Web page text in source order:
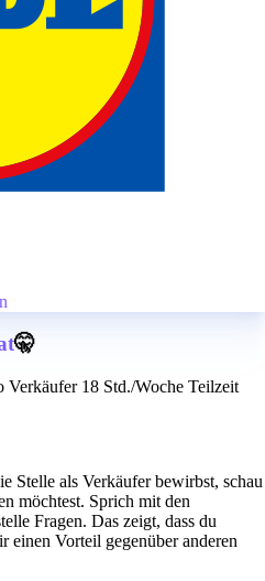
🤫
Verkäufer 18 Std./Woche Teilzeit
Stelle als Verkäufer bewirbst, schau
möchtest. Sprich mit den
Fragen. Das zeigt, dass du
Vorteil gegenüber anderen